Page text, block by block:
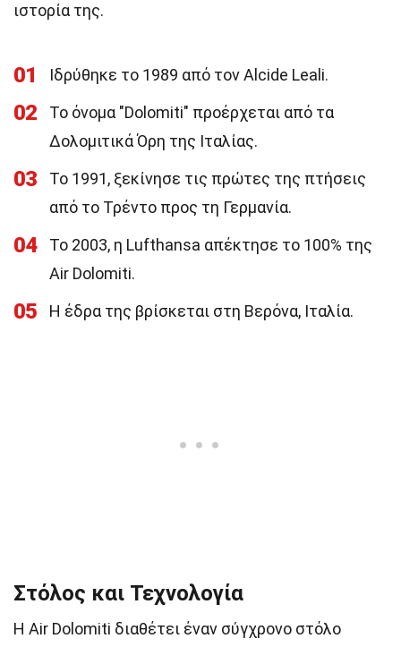
ιστορία της.
01 Ιδρύθηκε το 1989 από τον Alcide Leali.
02
Το όνομα "Dolomiti" προέρχεται από τα
Δολομιτικά Όρη της Ιταλίας.
03
Το 1991, ξεκίνησε τις πρώτες της πτήσεις
από το Τρέντο προς τη Γερμανία.
04
Το 2003, η Lufthansa απέκτησε το 100% της
Air Dolomiti.
05 Η έδρα της βρίσκεται στη Βερόνα, Ιταλία.
Στόλος και Τεχνολογία
Η Air Dolomiti διαθέτει έναν σύγχρονο στόλο